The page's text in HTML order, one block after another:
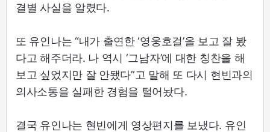
결별 사실을 알렸다.
또 유인나는 “내가 출연한 ‘영웅호걸’을 보고 잘 봤
다고 해주더라. 나 역시 ‘그남자’에 대한 칭찬을 해
보고 싶었지만 잘 안됐다”고 말해 또 다시 현빈과의
의사소통을 실패한 경험을 털어놨다.
결국 유인나는 현빈에게 영상편지를 보냈다. 유인